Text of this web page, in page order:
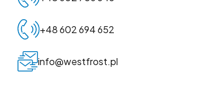
+48 602 694 652
info@westfrost.pl